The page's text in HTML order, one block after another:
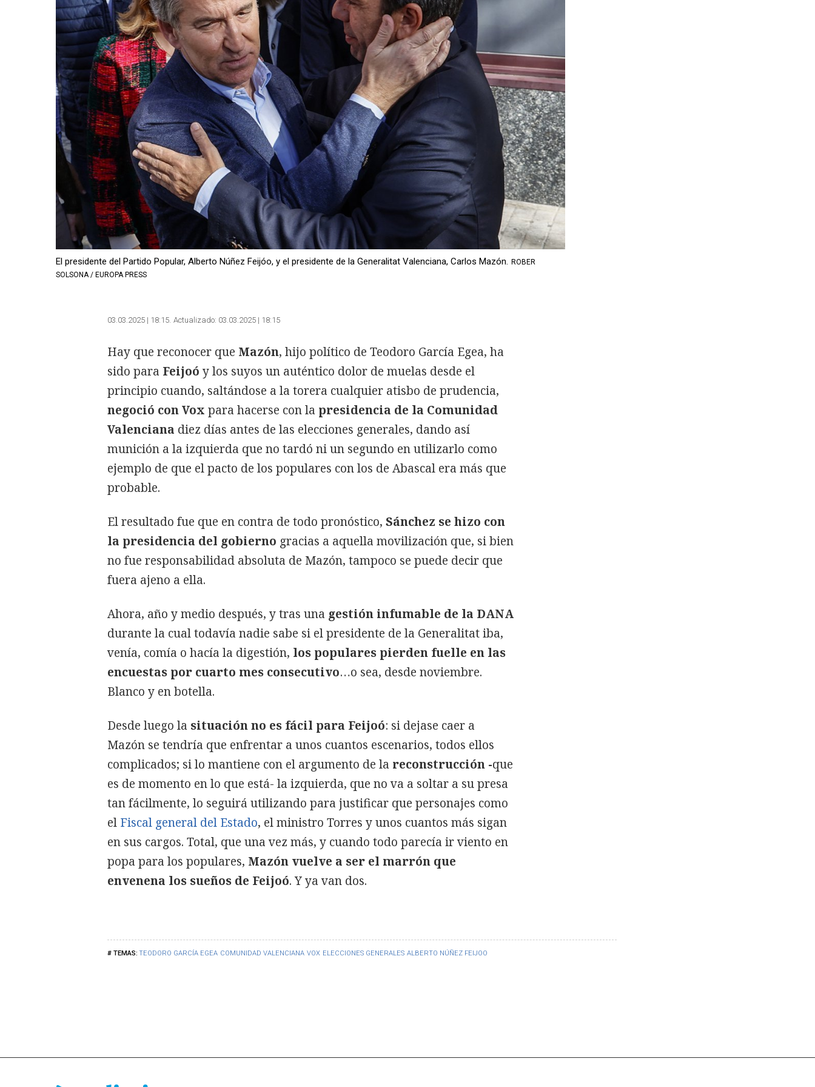
El presidente del Partido Popular, Alberto Núñez Feijóo, y el presidente de la Generalitat Valenciana, Carlos Mazón. ROBER
SOLSONA / EUROPA PRESS
03.03.2025 | 18:15 Actualizado: 03.03.2025 | 18:15
TEODORO GARCÍA EGEA COMUNIDAD VALENCIANA VOX ELECCIONES GENERALES ALBERTO NÚÑEZ FEIJOO
Hay que reconocer que Mazón, hijo político de Teodoro García Egea, ha
sido para Feijoó y los suyos un auténtico dolor de muelas desde el
principio cuando, saltándose a la torera cualquier atisbo de prudencia,
negoció con Vox para hacerse con la presidencia de la Comunidad
Valenciana diez días antes de las elecciones generales, dando así
munición a la izquierda que no tardó ni un segundo en utilizarlo como
ejemplo de que el pacto de los populares con los de Abascal era más que
probable.
El resultado fue que en contra de todo pronóstico, Sánchez se hizo con
la presidencia del gobierno gracias a aquella movilización que, si bien
no fue responsabilidad absoluta de Mazón, tampoco se puede decir que
fuera ajeno a ella.
Ahora, año y medio después, y tras una gestión infumable de la DANA
durante la cual todavía nadie sabe si el presidente de la Generalitat iba,
venía, comía o hacía la digestión, los populares pierden fuelle en las
encuestas por cuarto mes consecutivo…o sea, desde noviembre.
Blanco y en botella.
Desde luego la situación no es fácil para Feijoó: si dejase caer a
Mazón se tendría que enfrentar a unos cuantos escenarios, todos ellos
complicados; si lo mantiene con el argumento de la reconstrucción -que
es de momento en lo que está- la izquierda, que no va a soltar a su presa
tan fácilmente, lo seguirá utilizando para justificar que personajes como
el Fiscal general del Estado, el ministro Torres y unos cuantos más sigan
en sus cargos. Total, que una vez más, y cuando todo parecía ir viento en
popa para los populares, Mazón vuelve a ser el marrón que
envenena los sueños de Feijoó. Y ya van dos.